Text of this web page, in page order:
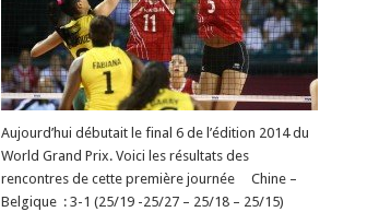
Aujourd’hui débutait le final 6 de l’édition 2014 du
World Grand Prix. Voici les résultats des
rencontres de cette première journée Chine –
Belgique : 3-1 (25/19 -25/27 – 25/18 – 25/15)